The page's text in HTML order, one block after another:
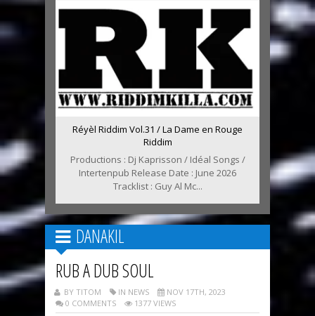
Réyèl Riddim Vol.31 / La Dame en Rouge
Riddim
Productions : Dj Kaprisson / Idéal Songs /
Intertenpub Release Date : June 2026
Tracklist : Guy Al Mc...
DANAKIL
RUB A DUB SOUL
BY TITOM IN NEWS
NOV 17TH, 2023
0 COMMENTS
1377 VIEWS